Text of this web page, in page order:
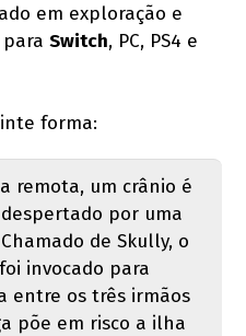
em exploração e
paraSwitch, PC, PS4 e
forma:
remota, um crânio é
por uma
de Skully, o
invocado para
entre os três irmãos
põe em risco a ilha